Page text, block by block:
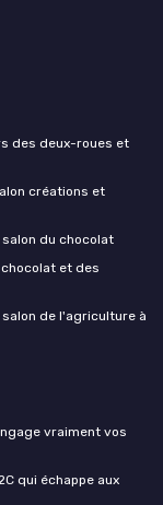
des deux-roues et
créations et
du chocolat
et des
de l'agriculture à
vraiment vos
qui échappe aux